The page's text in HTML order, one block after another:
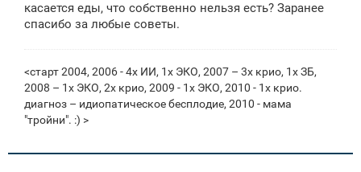
касается еды, что собственно нельзя есть? Заранее
спасибо за любые советы.
<старт 2004, 2006 - 4х ИИ, 1х ЭКО, 2007 – 3х крио, 1х ЗБ,
2008 – 1х ЭКО, 2х крио, 2009 - 1x ЭКО, 2010 - 1х крио.
диагноз – идиопатическое бесплодие, 2010 - мама
"тройни". :) >